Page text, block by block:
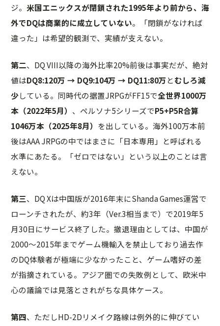
ジ。 米国エニックスが閉鎖された1995年より前から、海
外でDQは商業的に成立していない。「閉鎖がなければ
違った」は希望的観測で、実績が支えない。
第二、DQ VIII以降の海外比率20%前後は事実だが、絶対
値はDQ8:120万 → DQ9:104万 → DQ11:80万とむしろ減
少している。同時代の据置JRPGがFF15で全世界1000万
本（2022年5月） 、ペルソナ5シリーズでP5+P5R合算
1046万本（2025年8月） を出している。海外100万本前
後はAAA JRPGの中ではまさに「日本専用」と呼ばれる
水準にあたる。「ゼロではない」という以上のことは言
えない。
第三、DQ Xは中国版が2016年末にShanda Games運営で
ローンチされたが、約3年（Ver.3相当まで）で2019年5
月30日にサービス終了した。撤退理由としては、中国が
2000〜2015年までゲーム機輸入を禁止しており過去作
のDQ体験者が極端に少なかったこと、ゲーム嗜好の差
が指摘されている。アジア圏での失敗例として、欧米中
心の議論では見落とされがちな具体ケース。
第四、ただしHD-2Dリメイク路線は例外的に伸びてい